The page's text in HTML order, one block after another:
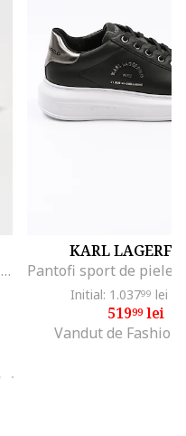
Pantofi sport de piele cu logo, Alb
KARL
Initial: 1.03799 lei
51999lei
Vandut de Fashion